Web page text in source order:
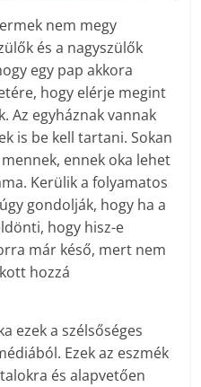
nem megy
és a nagyszülők
egy pap akkora
hogy elérje megint
Az egyháznak vannak
is be kell tartani. Sokan
ennek oka lehet
Kerülik a folyamatos
gondolják, hogy ha a
hogy hisz-e
már késő, mert nem
hozzá
ezek a szélsőséges
Ezek az eszmék
és alapvetően